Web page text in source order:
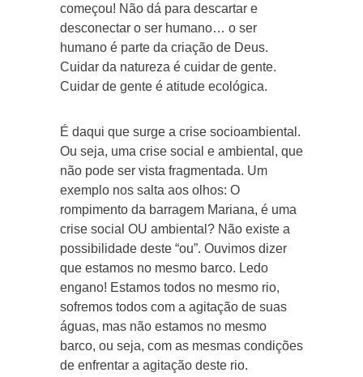
começou! Não dá para descartar e
desconectar o ser humano… o ser
humano é parte da criação de Deus.
Cuidar da natureza é cuidar de gente.
Cuidar de gente é atitude ecológica.
É daqui que surge a crise socioambiental.
Ou seja, uma crise social e ambiental, que
não pode ser vista fragmentada. Um
exemplo nos salta aos olhos: O
rompimento da barragem Mariana, é uma
crise social OU ambiental? Não existe a
possibilidade deste “ou”. Ouvimos dizer
que estamos no mesmo barco. Ledo
engano! Estamos todos no mesmo rio,
sofremos todos com a agitação de suas
águas, mas não estamos no mesmo
barco, ou seja, com as mesmas condições
de enfrentar a agitação deste rio.